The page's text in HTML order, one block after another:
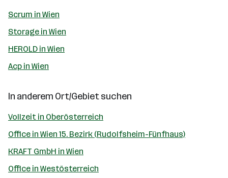
Scrum in Wien
Storage in Wien
HEROLD in Wien
Acp in Wien
In anderem Ort/Gebiet suchen
Vollzeit in Oberösterreich
Office in Wien 15. Bezirk (Rudolfsheim-Fünfhaus)
KRAFT GmbH in Wien
Office in Westösterreich